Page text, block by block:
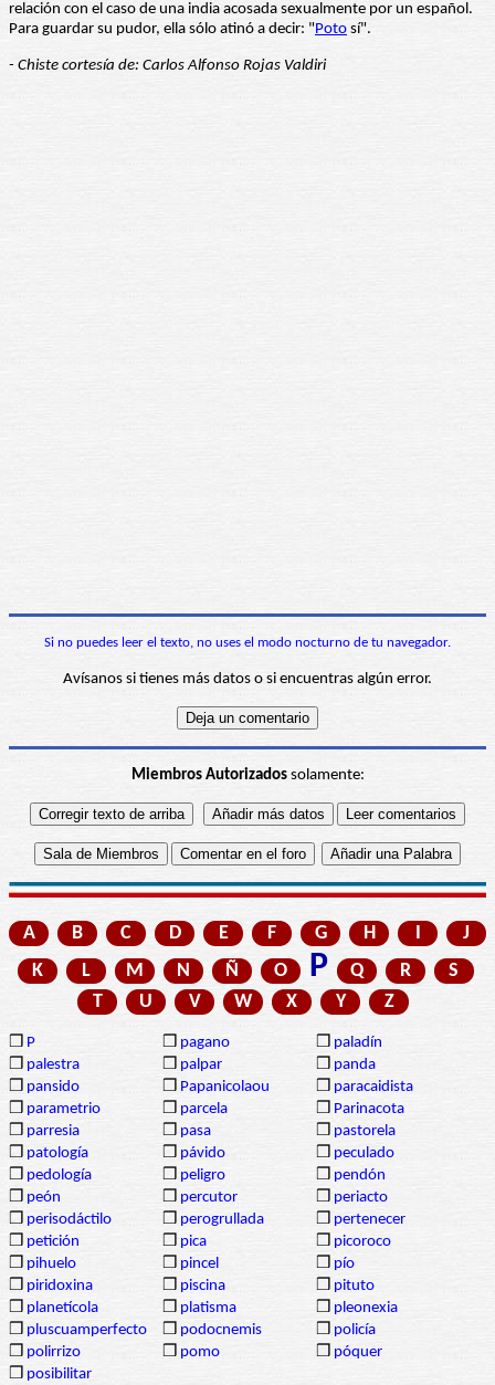
relación con el caso de una india acosada sexualmente por un español.
Para guardar su pudor, ella sólo atinó a decir: "Poto sí".
- Chiste cortesía de: Carlos Alfonso Rojas Valdiri
Si no puedes leer el texto, no uses el modo nocturno de tu navegador.
Avísanos si tienes más datos o si encuentras algún error.
Miembros Autorizadossolamente:
A B C D E F G H I
J
K
L M N Ñ O P Q R
S
T
U V W X Y Z
❒ P ❒ pagano ❒ paladín
❒ palestra ❒ palpar ❒ panda
❒ pansido ❒ Papanicolaou ❒ paracaidista
❒ parametrio ❒ parcela ❒ Parinacota
❒ parresia ❒ pasa ❒ pastorela
❒ patología ❒ pávido ❒ peculado
❒ pedología ❒ peligro ❒ pendón
❒ peón ❒ percutor ❒ periacto
❒ perisodáctilo ❒ perogrullada ❒ pertenecer
❒ petición ❒ pica ❒ picoroco
❒ pihuelo ❒ pincel ❒ pío
❒ piridoxina ❒ piscina ❒ pituto
❒ planetícola ❒ platisma ❒ pleonexia
❒ pluscuamperfecto ❒ podocnemis ❒ policía
❒ polirrizo ❒ pomo ❒ póquer
❒ posibilitar